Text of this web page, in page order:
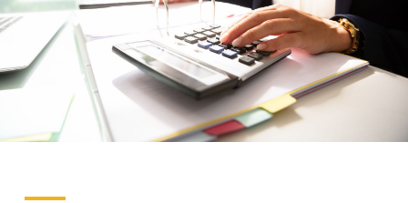
Empréstimos hipotecários
Casas manufacturadas e móveis
Linha de crédito de capital próprio
(HELOC)
Empréstimo HEAT
Empréstimo automóvel BayCoast
Pagamentos de empréstimos online
Recompensas de compras
Apple e Google Pay
Gerenciamento de dinheiro
Faça o seu pedido